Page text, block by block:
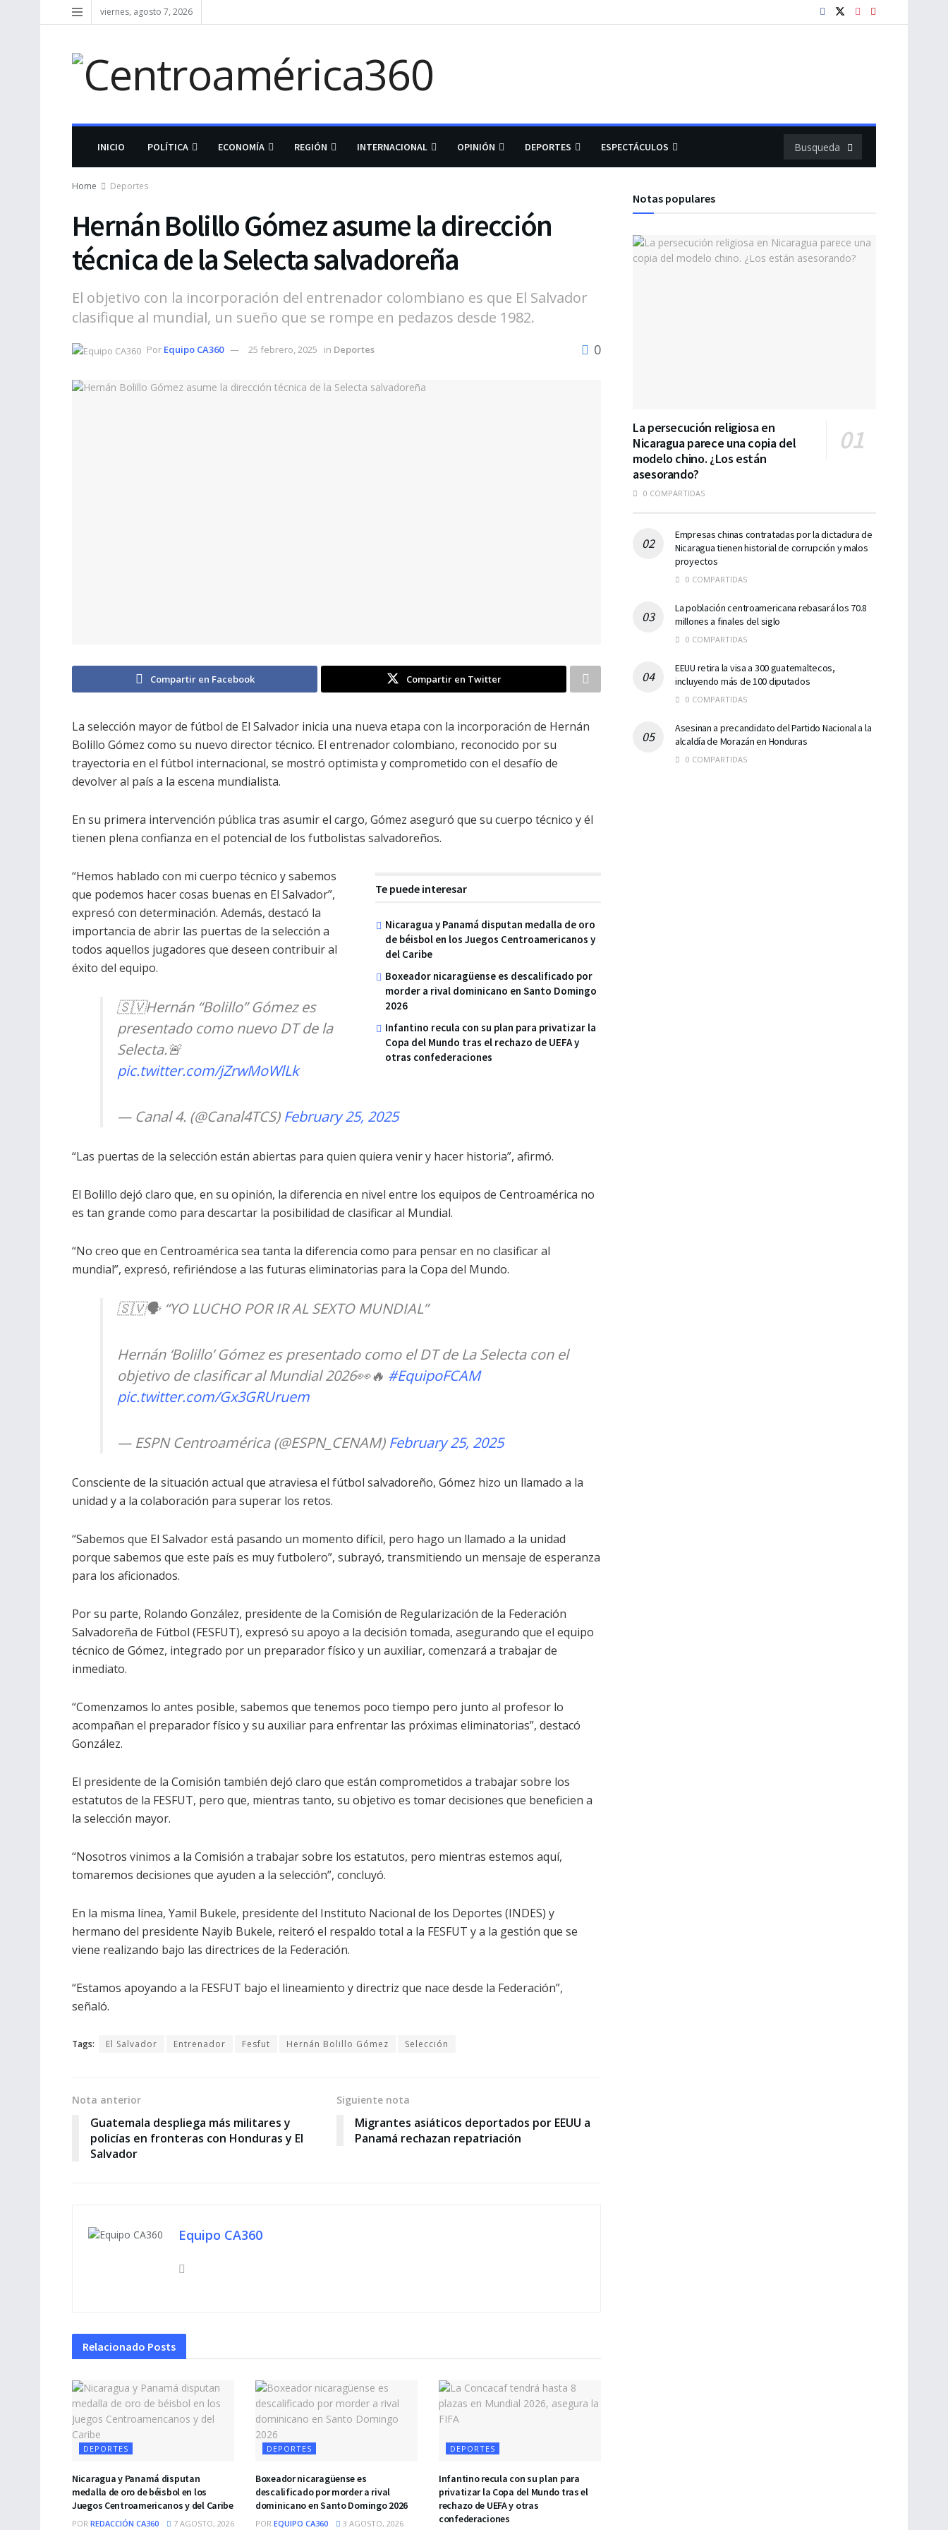
viernes, agosto 7, 2026
INICIO POLÍTICA ECONOMÍA REGIÓN INTERNACIONAL OPINIÓN DEPORTES ESPECTÁCULOS
Home Deportes
Hernán Bolillo Gómez asume la dirección
técnica de la Selecta salvadoreña
El objetivo con la incorporación del entrenador colombiano es que El Salvador
clasifique al mundial, un sueño que se rompe en pedazos desde 1982.
Por Equipo CA360 25 febrero, 2025 in Deportes 0
Compartir en Facebook Compartir en Twitter
La selección mayor de fútbol de El Salvador inicia una nueva etapa con la incorporación de Hernán
Bolillo Gómez como su nuevo director técnico. El entrenador colombiano, reconocido por su
trayectoria en el fútbol internacional, se mostró optimista y comprometido con el desafío de
devolver al país a la escena mundialista.
En su primera intervención pública tras asumir el cargo, Gómez aseguró que su cuerpo técnico y él
tienen plena confianza en el potencial de los futbolistas salvadoreños.
Te puede interesar
Nicaragua y Panamá disputan medalla de oro
de béisbol en los Juegos Centroamericanos y
del Caribe
Boxeador nicaragüense es descalificado por
morder a rival dominicano en Santo Domingo
2026
Infantino recula con su plan para privatizar la
Copa del Mundo tras el rechazo de UEFA y
otras confederaciones
“Hemos hablado con mi cuerpo técnico y sabemos
que podemos hacer cosas buenas en El Salvador”,
expresó con determinación. Además, destacó la
importancia de abrir las puertas de la selección a
todos aquellos jugadores que deseen contribuir al
éxito del equipo.
🇸🇻Hernán “Bolillo” Gómez es
presentado como nuevo DT de la
Selecta.🚨
pic.twitter.com/jZrwMoWlLk
— Canal 4. (@Canal4TCS) February 25, 2025
“Las puertas de la selección están abiertas para quien quiera venir y hacer historia”, afirmó.
El Bolillo dejó claro que, en su opinión, la diferencia en nivel entre los equipos de Centroamérica no
es tan grande como para descartar la posibilidad de clasificar al Mundial.
“No creo que en Centroamérica sea tanta la diferencia como para pensar en no clasificar al
mundial”, expresó, refiriéndose a las futuras eliminatorias para la Copa del Mundo.
🇸🇻🗣️ “YO LUCHO POR IR AL SEXTO MUNDIAL”
Hernán ‘Bolillo’ Gómez es presentado como el DT de La Selecta con el
objetivo de clasificar al Mundial 2026👀🔥 #EquipoFCAM
pic.twitter.com/Gx3GRUruem
— ESPN Centroamérica (@ESPN_CENAM) February 25, 2025
Consciente de la situación actual que atraviesa el fútbol salvadoreño, Gómez hizo un llamado a la
unidad y a la colaboración para superar los retos.
“Sabemos que El Salvador está pasando un momento difícil, pero hago un llamado a la unidad
porque sabemos que este país es muy futbolero”, subrayó, transmitiendo un mensaje de esperanza
para los aficionados.
Por su parte, Rolando González, presidente de la Comisión de Regularización de la Federación
Salvadoreña de Fútbol (FESFUT), expresó su apoyo a la decisión tomada, asegurando que el equipo
técnico de Gómez, integrado por un preparador físico y un auxiliar, comenzará a trabajar de
inmediato.
“Comenzamos lo antes posible, sabemos que tenemos poco tiempo pero junto al profesor lo
acompañan el preparador físico y su auxiliar para enfrentar las próximas eliminatorias”, destacó
González.
El presidente de la Comisión también dejó claro que están comprometidos a trabajar sobre los
estatutos de la FESFUT, pero que, mientras tanto, su objetivo es tomar decisiones que beneficien a
la selección mayor.
“Nosotros vinimos a la Comisión a trabajar sobre los estatutos, pero mientras estemos aquí,
tomaremos decisiones que ayuden a la selección”, concluyó.
En la misma línea, Yamil Bukele, presidente del Instituto Nacional de los Deportes (INDES) y
hermano del presidente Nayib Bukele, reiteró el respaldo total a la FESFUT y a la gestión que se
viene realizando bajo las directrices de la Federación.
“Estamos apoyando a la FESFUT bajo el lineamiento y directriz que nace desde la Federación”,
señaló.
Tags: El Salvador Entrenador Fesfut Hernán Bolillo Gómez Selección
Nota anterior
Guatemala despliega más militares y
policías en fronteras con Honduras y El
Salvador
Siguiente nota
Migrantes asiáticos deportados por EEUU a
Panamá rechazan repatriación
Equipo CA360
Relacionado Posts
DEPORTES
Nicaragua y Panamá disputan
medalla de oro de béisbol en los
Juegos Centroamericanos y del Caribe
POR REDACCIÓN CA360 7 AGOSTO, 2026
DEPORTES
Boxeador nicaragüense es
descalificado por morder a rival
dominicano en Santo Domingo 2026
POR EQUIPO CA360 3 AGOSTO, 2026
DEPORTES
Infantino recula con su plan para
privatizar la Copa del Mundo tras el
rechazo de UEFA y otras
confederaciones
Notas populares
La persecución religiosa en
Nicaragua parece una copia del
modelo chino. ¿Los están
asesorando?
0 COMPARTIDAS
Empresas chinas contratadas por la dictadura de
Nicaragua tienen historial de corrupción y malos
proyectos
0 COMPARTIDAS
La población centroamericana rebasará los 70.8
millones a finales del siglo
0 COMPARTIDAS
EEUU retira la visa a 300 guatemaltecos,
incluyendo más de 100 diputados
0 COMPARTIDAS
Asesinan a precandidato del Partido Nacional a la
alcaldía de Morazán en Honduras
0 COMPARTIDAS